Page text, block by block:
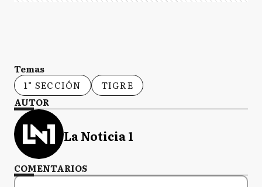
Temas
1° SECCIÓN
TIGRE
AUTOR
La Noticia 1
COMENTARIOS